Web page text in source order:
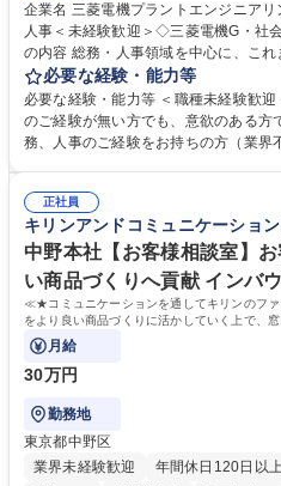
企業名 三菱電機プラントエンジニアリング株式会社
人事＜未経験歓迎＞◇三菱電機G・社会
の内容 総務・人事領域を中心に、こ
します。 ＜具体的には＞ ・総務/人事労務（給与・社保・勤怠管理など）
・採用・教育研修 ・福利厚生運用 な
採用や教育等の業務内容により、関西
出張もございます。 ※担当業務を持ち
必要な経験・能力等
必要な経験・能力等 ＜職種未経験歓
のご経験が無い方でも、意欲のある方
務、人事のご経験をお持ちの方（業界不問） ■求める人物像：
正社員
キリンアンドコミュニケーショ
中野本社【お客様相談室】
い商品づくりへ貢献 インバ
≪★コミュニケーションを通してキリンのフ
をより良い商品づくりに活かしていく上で、
月給
30万円
勤務地
東京都中野区
業界未経験歓迎
年間休日120日以上